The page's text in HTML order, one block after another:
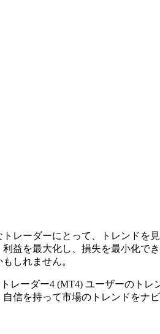
レーダーにとって、トレンド
益を最大化し、損失を最小化
しれません。
レーダー4 (MT4) ユーザーのト
信を持って市場のトレンドをナ